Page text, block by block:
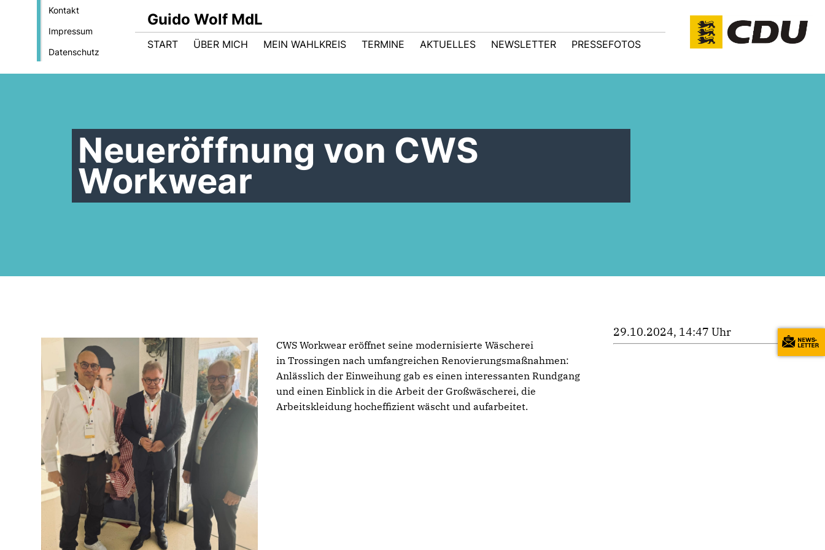
Kontakt
Impressum
Datenschutz
Guido Wolf MdL
START ÜBER MICH MEIN WAHLKREIS TERMINE AKTUELLES NEWSLETTER PRESSEFOTOS
Neueröffnung von CWS
Workwear
CWS Workwear eröffnet seine modernisierte Wäscherei
in Trossingen nach umfangreichen Renovierungsmaßnahmen:
Anlässlich der Einweihung gab es einen interessanten Rundgang
und einen Einblick in die Arbeit der Großwäscherei, die
Arbeitskleidung hocheffizient wäscht und aufarbeitet.
29.10.2024, 14:47 Uhr